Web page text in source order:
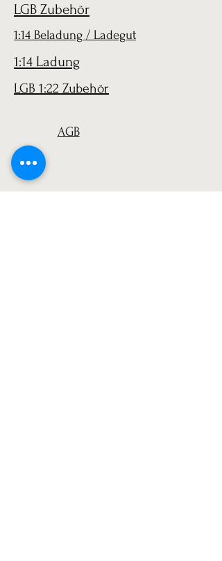
LGB Zubehör
1:14 Beladung / Ladegut
1:14 Ladung
LGB 1:22 Zubehör
AGB